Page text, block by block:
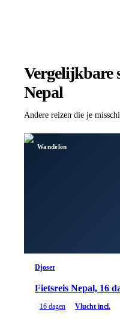
Vergelijkbare
Nepal
Andere reizen die je
Wandelen
Djoser
Fietsreis Nepal, 16
16 dagen Vlucht incl.